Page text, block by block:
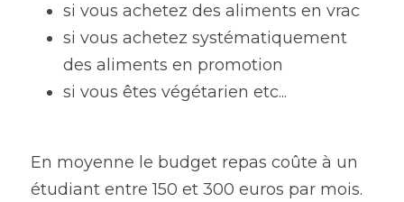
si vous achetez des aliments en vrac
si vous achetez systématiquement
des aliments en promotion
si vous êtes végétarien etc...
En moyenne le budget repas coûte à un
étudiant entre 150 et 300 euros par mois.